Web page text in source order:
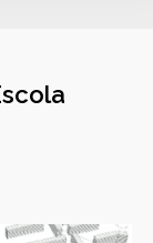
para escola